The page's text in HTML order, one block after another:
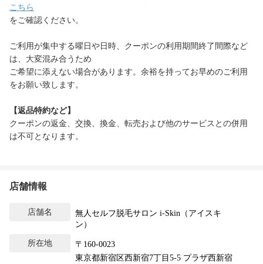
こちら
をご確認ください。
ご利用が集中する曜日や日時、クーポンの利用期間終了間際など
は、大変混み合うため
ご希望に添えない場合があります。余裕を持ってお早めのご利用
をお願い致します。
【返品特約など】
クーポンの返金、交換、換金、転売および他のサービスとの併用
は不可となります。
店舗情報
店舗名
無人セルフ脱毛サロン i-Skin（アイスキ
ン）
所在地
〒160-0023
東京都新宿区西新宿7丁目5-5 プラザ西新宿